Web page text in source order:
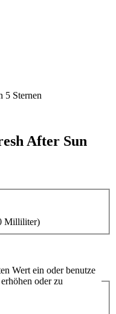
5 Sternen
After Sun
Milliliter)
Wert ein oder benutze
oder zu